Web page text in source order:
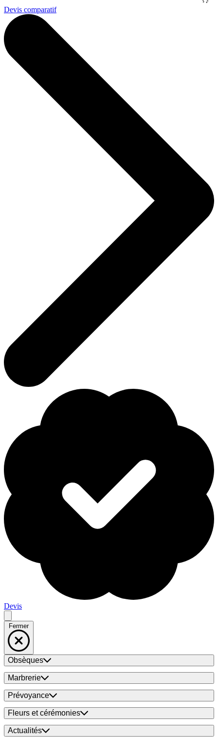
Devis comparatif
Devis
Fermer
Obsèques
Marbrerie
Prévoyance
Fleurs et cérémonies
Actualités